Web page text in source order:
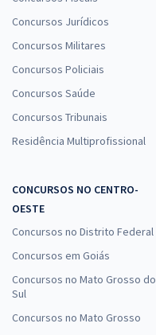
Concursos Jurídicos
Concursos Militares
Concursos Policiais
Concursos Saúde
Concursos Tribunais
Residência Multiprofissional
CONCURSOS NO CENTRO-
OESTE
Concursos no Distrito Federal
Concursos em Goiás
Concursos no Mato Grosso do
Sul
Concursos no Mato Grosso